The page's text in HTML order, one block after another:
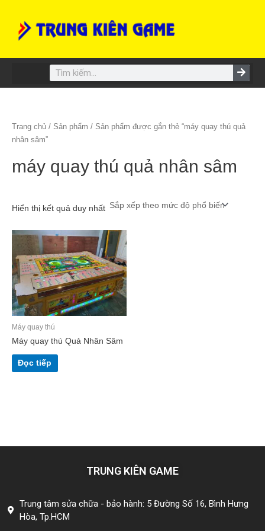
content
Search
Trang chủ / Sản phẩm / Sản phẩm được gắn thẻ “máy quay thú quả
nhân sâm”
máy quay thú quả nhân sâm
Hiển thị kết quả duy nhất
Máy quay thú
Máy quay thú Quả Nhân Sâm
Đọc tiếp
TRUNG KIÊN GAME
Trung tâm sửa chữa - bảo hành: 5 Đường Số 16, Bình Hưng
Hòa, Tp.HCM